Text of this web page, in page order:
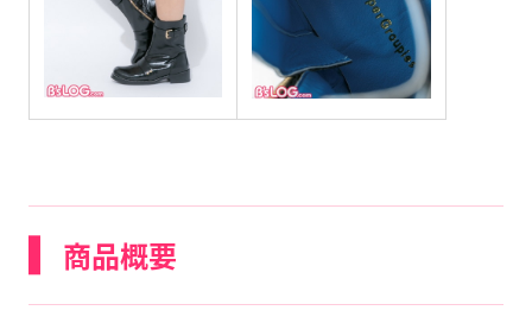
商品概要